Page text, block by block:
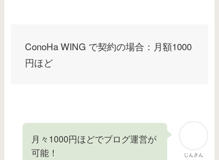
ConoHa WING で契約の場合：月額1000
円ほど
じんさん
月々1000円ほどでブログ運営が
可能！